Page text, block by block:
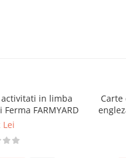
cititul și calculele de
mână-ochi și
culorilor și a
distractivă prin
in limba
FARMYARD
Lei